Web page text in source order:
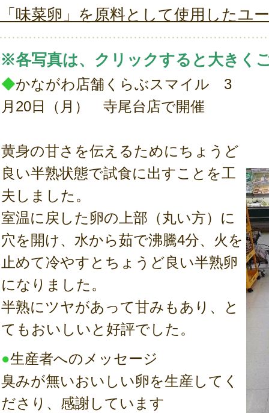
「味菜卵」を原料として使用したユ
※各写真は、クリックすると大きく
◆かながわ店舗くらぶスマイル 3
月20日（月） 寺尾台店で開催
黄身の甘さを伝えるためにちょうど
良い半熟状態で試食に出すことを工
夫しました。
室温に戻した卵の上部（丸い方）に
穴を開け、水から茹で沸騰4分、火を
止めて冷やすとちょうど良い半熟卵
になりました。
半熟にツヤがあって甘みもあり、と
てもおいしいと好評でした。
●生産者へのメッセージ
臭みが無いおいしい卵を生産してく
ださり、感謝しています